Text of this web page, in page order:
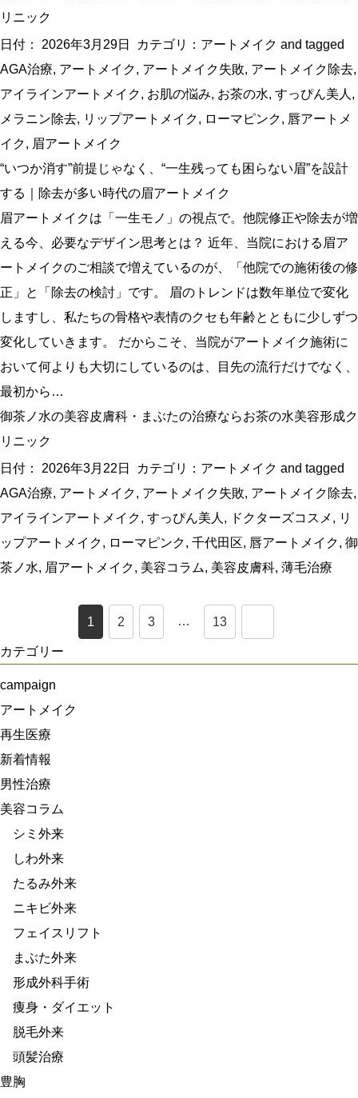
リニック
日付： 2026年3月29日 カテゴリ： アートメイク and tagged
AGA治療, アートメイク, アートメイク失敗, アートメイク除去,
アイラインアートメイク, お肌の悩み, お茶の水, すっぴん美人 ,
メラニン除去, リップアートメイク, ローマピンク, 唇アートメ
イク, 眉アートメイク
“いつか消す”前提じゃなく、“一生残っても困らない眉”を設計
する｜除去が多い時代の眉アートメイク
眉アートメイクは「一生モノ」の視点で。他院修正や除去が増
える今、必要なデザイン思考とは？ 近年、当院における眉ア
ートメイクのご相談で増えているのが、「他院での施術後の修
正」と「除去の検討」です。 眉のトレンドは数年単位で変化
しますし、私たちの骨格や表情のクセも年齢とともに少しずつ
変化していきます。 だからこそ、当院がアートメイク施術に
おいて何よりも大切にしているのは、目先の流行だけでなく、
最初から…
御茶ノ水の美容皮膚科・まぶたの治療ならお茶の水美容形成ク
リニック
日付： 2026年3月22日 カテゴリ： アートメイク and tagged
AGA治療, アートメイク, アートメイク失敗, アートメイク除去,
アイラインアートメイク, すっぴん美人 , ドクターズコスメ , リ
ップアートメイク, ローマピンク, 千代田区, 唇アートメイク, 御
茶ノ水, 眉アートメイク, 美容コラム, 美容皮膚科, 薄毛治療
1 2 3 … 13
カテゴリー
campaign
アートメイク
再生医療
新着情報
男性治療
美容コラム
シミ外来
しわ外来
たるみ外来
ニキビ外来
フェイスリフト
まぶた外来
形成外科手術
痩身・ダイエット
脱毛外来
頭髪治療
豊胸